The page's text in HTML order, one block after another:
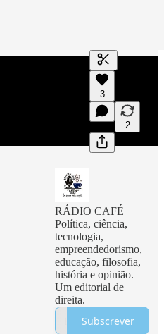
Gerar
Uma
3
2
RÁDIO CAFÉ
Política, ciência,
tecnologia,
empreendedorismo,
educação, filosofia,
história e opinião.
Um editorial de
direita.
Subscrever